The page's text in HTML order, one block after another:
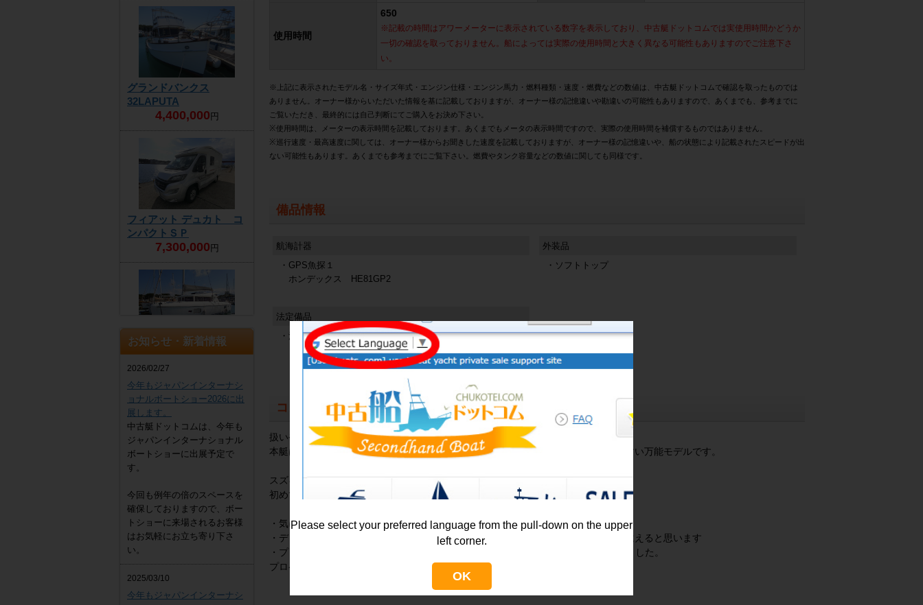
グランドバンクス
32LAPUTA
4,400,000 円
フィアット デュカト コ
ンパクトＳＰ
7,300,000 円
商談中
ヤンマー DE30EZ
お知らせ・新着情報
2026/02/27
今年もジャパンインターナシ
ョナルボートショー2026に出
展します。
中古艇ドットコムは、今年も
ジャパンインターナショナル
ボートショーに出展予定で
す。
今回も例年の倍のスペースを
確保しておりますので、ボー
トショーに来場されるお客様
はお気軽にお立ち寄り下さ
い。
2025/03/10
今年もジャパンインターナシ
使用時間
650
※記載の時間はアワーメーターに表示されている数字を表示しており、中古艇ドットコムでは実使用時間かどうか
一切の確認を取っておりません。船によっては実際の使用時間と大きく異なる可能性もありますのでご注意下さ
い。
※上記に表示されたモデル名・サイズ年式・エンジン仕様・エンジン馬力・燃料種類・速度・燃費などの数値は、中古艇ドットコムで確認を取ったものでは
ありません。オーナー様からいただいた情報を基に記載しておりますが、オーナー様の記憶違いや勘違いの可能性もありますので、あくまでも、参考までに
ご覧いただき、最終的には自己判断にてご購入をお決め下さい。
※使用時間は、メーターの表示時間を記載しております。あくまでもメータの表示時間ですので、実際の使用時間を補償するものではありません。
※巡行速度・最高速度に関しては、オーナー様からお聞きした速度を記載しておりますが、オーナー様の記憶違いや、船の状態により記載されたスピードが出
ない可能性もあります。あくまでも参考までにご覧下さい。燃費やタンク容量などの数値に関しても同様です。
備品情報
航海計器
・GPS魚探１
ホンデックス HE81GP2
外装品
・ソフトトップ
法定備品
・法定備品(詳細未確認)
コメント
扱いやすい21ftクラスとして人気の高い スズキ EF210。
本艇は中古艇ながら船体コンディションが良く、釣り・レジャーどちらにも使いやすい万能モデルです。
スズキ艇らしい軽快な走りと安定した船型で、
初めてのマイボートにも、釣り専用艇としても満足度の高い一艇です。
・気になった点は、現在タコメーターが不調です
・デッキに塗装の跡がありますが、塗装が好きな方はローラー塗りすると一段と見違えると思います
・プロペラが潟で擦った跡がありました。しかしながら最高速は25knotをマークしました。
プロペラを新調すると最高速は伸びそうな気がします。
Please select your preferred language from the pull-down on the upper
left corner.
OK